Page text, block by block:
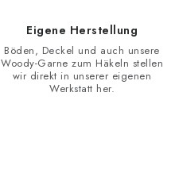
Eigene Herstellung
Böden, Deckel und auch unsere
Woody-Garne zum Häkeln stellen
wir direkt in unserer eigenen
Werkstatt her.